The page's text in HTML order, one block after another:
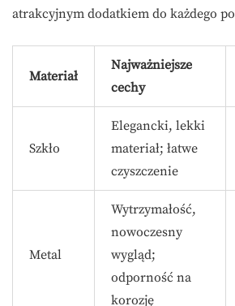
atrakcyjnym dodatkiem do każdego
Materiał
Najważniejsze
cechy
Szkło
Elegancki, lekki
materiał; łatwe
czyszczenie
Metal
Wytrzymałość,
nowoczesny
wygląd;
odporność na
korozję